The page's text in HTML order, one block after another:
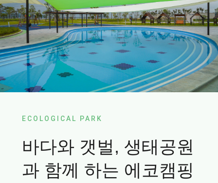
ECOLOGICAL PARK
바다와 갯벌, 생태공원
과 함께 하는 에코캠핑